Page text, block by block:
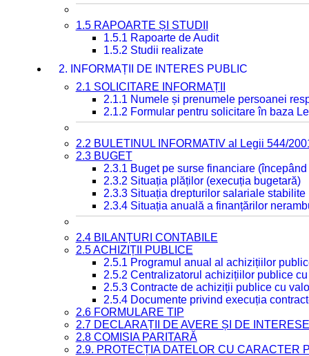
1.5 RAPOARTE ȘI STUDII
1.5.1 Rapoarte de Audit
1.5.2 Studii realizate
2. INFORMAȚII DE INTERES PUBLIC
2.1 SOLICITARE INFORMAȚII
2.1.1 Numele și prenumele persoanei
2.1.2 Formular pentru solicitare în baza
2.2 BULETINUL INFORMATIV al Legii 544/
2.3 BUGET
2.3.1 Buget pe surse financiare
2.3.2 Situația plăților (execuția bugetară)
2.3.3 Situația drepturilor salariale
2.3.4 Situația anuală a finanțărilor
2.4 BILANȚURI CONTABILE
2.5 ACHIZIȚII PUBLICE
2.5.1 Programul anual al achizițiilor
2.5.2 Centralizatorul achizițiilor publice
2.5.3 Contracte de achiziții publice cu
2.5.4 Documente privind execuția
2.6 FORMULARE TIP
2.7 DECLARAȚII DE AVERE ȘI DE INTERESE
2.8 COMISIA PARITARĂ
2.9. PROTECȚIA DATELOR CU CARACTER